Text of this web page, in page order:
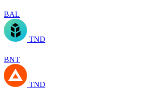
BAL
TND
BNT
TND